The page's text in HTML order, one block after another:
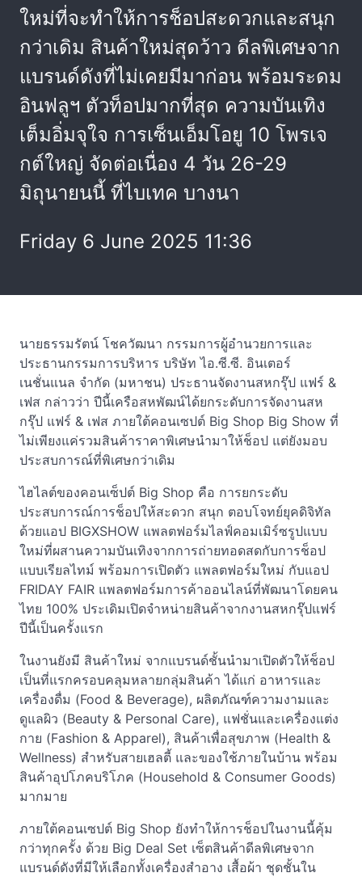
ใหม่ที่จะทำให้การช็อปสะดวกและสนุก
กว่าเดิม สินค้าใหม่สุดว้าว ดีลพิเศษจาก
แบรนด์ดังที่ไม่เคยมีมาก่อน พร้อมระดม
อินฟลูฯ ตัวท็อปมากที่สุด ความบันเทิง
เต็มอิ่มจุใจ การเซ็นเอ็มโอยู 10 โพรเจ
กต์ใหญ่ จัดต่อเนื่อง 4 วัน 26-29
มิถุนายนนี้ ที่ไบเทค บางนา
Friday 6 June 2025 11:36
นายธรรมรัตน์ โชควัฒนา กรรมการผู้อำนวยการและ
ประธานกรรมการบริหาร บริษัท ไอ.ซี.ซี. อินเตอร์
เนชั่นแนล จำกัด (มหาชน) ประธานจัดงานสหกรุ๊ป แฟร์ &
เฟส กล่าวว่า ปีนี้เครือสหพัฒน์ได้ยกระดับการจัดงานสห
กรุ๊ป แฟร์ & เฟส ภายใต้คอนเซปต์ Big Shop Big Show ที่
ไม่เพียงแค่รวมสินค้าราคาพิเศษนำมาให้ช็อป แต่ยังมอบ
ประสบการณ์ที่พิเศษกว่าเดิม
ไฮไลต์ของคอนเซ็ปต์ Big Shop คือ การยกระดับ
ประสบการณ์การช็อปให้สะดวก สนุก ตอบโจทย์ยุคดิจิทัล
ด้วยแอป BIGXSHOW แพลตฟอร์มไลฟ์คอมเมิร์ซรูปแบบ
ใหม่ที่ผสานความบันเทิงจากการถ่ายทอดสดกับการช็อป
แบบเรียลไทม์ พร้อมการเปิดตัว แพลตฟอร์มใหม่ กับแอป
FRIDAY FAIR แพลตฟอร์มการค้าออนไลน์ที่พัฒนาโดยคน
ไทย 100% ประเดิมเปิดจำหน่ายสินค้าจากงานสหกรุ๊ปแฟร์
ปีนี้เป็นครั้งแรก
ในงานยังมี สินค้าใหม่ จากแบรนด์ชั้นนำมาเปิดตัวให้ช็อป
เป็นที่แรกครอบคลุมหลายกลุ่มสินค้า ได้แก่ อาหารและ
เครื่องดื่ม (Food & Beverage), ผลิตภัณฑ์ความงามและ
ดูแลผิว (Beauty & Personal Care), แฟชั่นและเครื่องแต่ง
กาย (Fashion & Apparel), สินค้าเพื่อสุขภาพ (Health &
Wellness) สำหรับสายเฮลตี้ และของใช้ภายในบ้าน พร้อม
สินค้าอุปโภคบริโภค (Household & Consumer Goods)
มากมาย
ภายใต้คอนเซปต์ Big Shop ยังทำให้การช็อปในงานนี้คุ้ม
กว่าทุกครั้ง ด้วย Big Deal Set เซ็ตสินค้าดีลพิเศษจาก
แบรนด์ดังที่มีให้เลือกทั้งเครื่องสำอาง เสื้อผ้า ชุดชั้นใน